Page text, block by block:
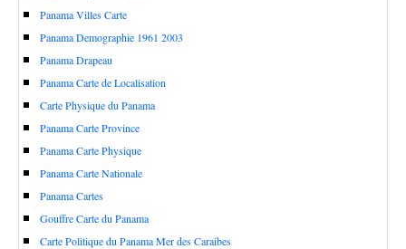
Panama Villes Carte
Panama Demographie 1961 2003
Panama Drapeau
Panama Carte de Localisation
Carte Physique du Panama
Panama Carte Province
Panama Carte Physique
Panama Carte Nationale
Panama Cartes
Gouffre Carte du Panama
Carte Politique du Panama Mer des Caraibes